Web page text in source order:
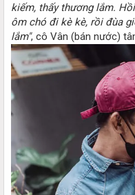
kiếm, thấy thương lắm.
ôm chó đi kè kè, rồi đùa
lắm", cô Vân (bán nước)